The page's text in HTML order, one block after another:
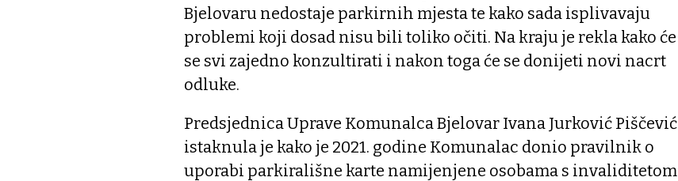
Bjelovaru nedostaje parkirnih mjesta te kako sada isplivavaju
problemi koji dosad nisu bili toliko očiti. Na kraju je rekla kako će
se svi zajedno konzultirati i nakon toga će se donijeti novi nacrt
odluke.
Predsjednica Uprave Komunalca Bjelovar Ivana Jurković Piščević
istaknula je kako je 2021. godine Komunalac donio pravilnik o
uporabi parkirališne karte namijenjene osobama s invaliditetom